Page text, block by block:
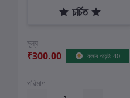
চর্চিত
মূল্য
₹300.00 ক্লাব পয়েন্ট: 40
পরিমাণ